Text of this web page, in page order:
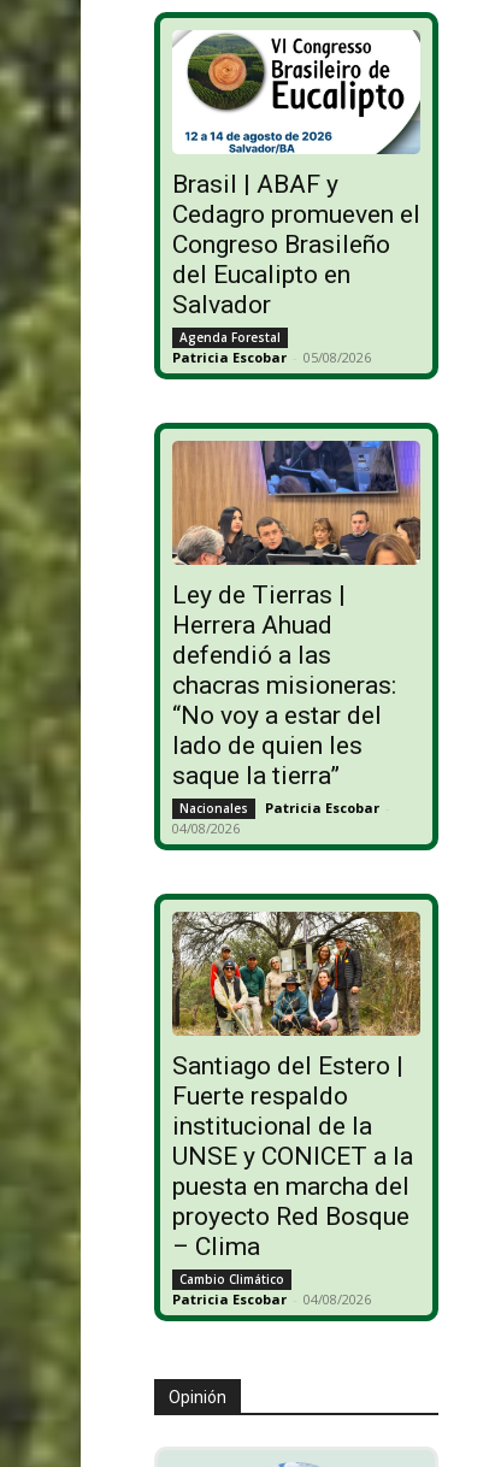
Brasil | ABAF y
Cedagro promueven el
Congreso Brasileño
del Eucalipto en
Salvador
Agenda Forestal
Patricia Escobar - 05/08/2026
Ley de Tierras |
Herrera Ahuad
defendió a las
chacras misioneras:
“No voy a estar del
lado de quien les
saque la tierra”
Nacionales Patricia Escobar -
04/08/2026
Santiago del Estero |
Fuerte respaldo
institucional de la
UNSE y CONICET a la
puesta en marcha del
proyecto Red Bosque
– Clima
Cambio Climático
Patricia Escobar - 04/08/2026
Opinión